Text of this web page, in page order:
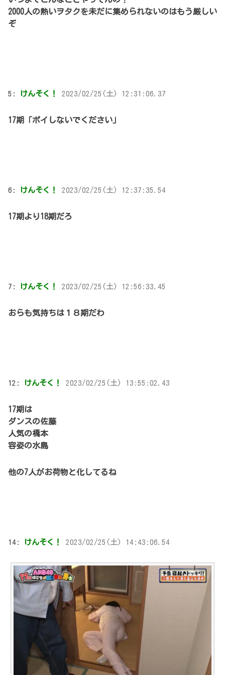
2000人の熱いヲタクを未だに集められないのはもう厳しい
ぞ
5: けんそく！ 2023/02/25(土) 12:31:06.37
17期「ポイしないでください」
6: けんそく！ 2023/02/25(土) 12:37:35.54
17期より18期だろ
7: けんそく！ 2023/02/25(土) 12:56:33.45
おらも気持ちは１８期だわ
12: けんそく！ 2023/02/25(土) 13:55:02.43
17期は
ダンスの佐藤
人気の橋本
容姿の水島
他の7人がお荷物と化してるね
14: けんそく！ 2023/02/25(土) 14:43:06.54